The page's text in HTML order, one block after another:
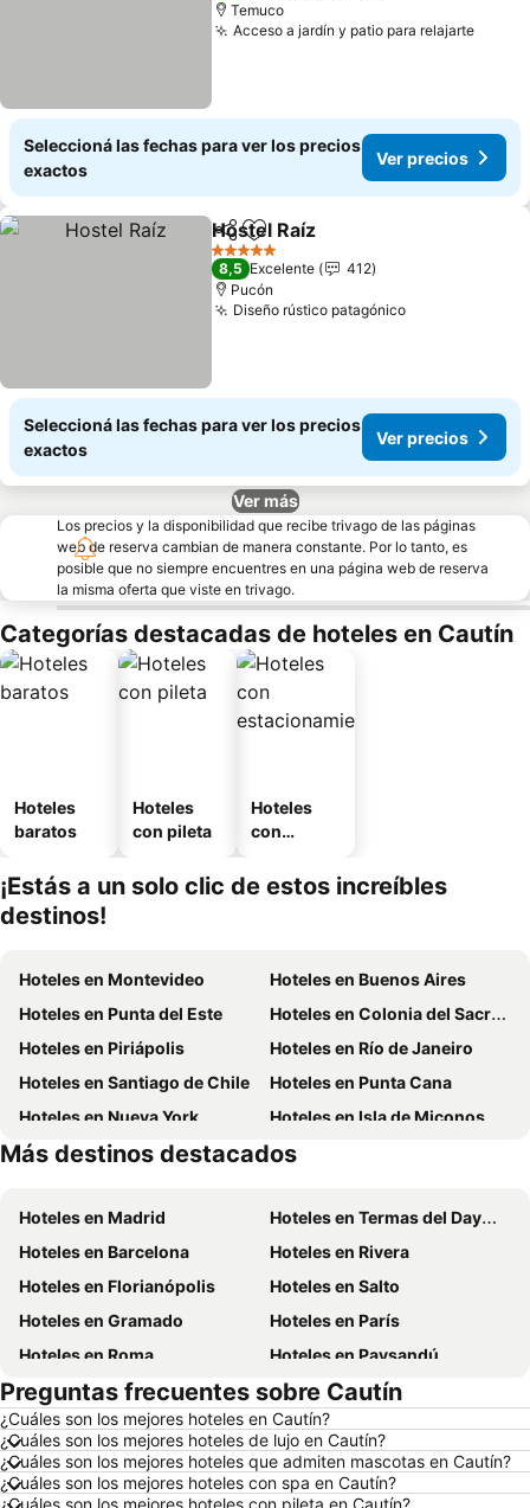
Temuco
Acceso a jardín y patio para relajarte
Seleccioná las fechas para ver los precios
exactos
Ver precios
CompartirAñadir a favoritos
Hostel Raíz
5 Estrellas
8,5 Excelente
412
Pucón
Diseño rústico patagónico
Seleccioná las fechas para ver los precios
exactos
Ver precios
Ver más
Los precios y la disponibilidad que recibe trivago de las páginas
web de reserva cambian de manera constante. Por lo tanto, es
posible que no siempre encuentres en una página web de reserva
la misma oferta que viste en trivago.
Categorías destacadas de hoteles en Cautín
Hoteles
baratos
Hoteles
con pileta
Hoteles
con
miento
¡Estás a un solo clic de estos increíbles
destinos!
Hoteles en Montevideo
Hoteles en Buenos Aires
Hoteles en Punta del Este
Hoteles en Colonia del Sacramento
Hoteles en Piriápolis
Hoteles en Río de Janeiro
Hoteles en Santiago de Chile
Hoteles en Punta Cana
Hoteles en Nueva York
Hoteles en Isla de Miconos
Hoteles en Brasil
Hoteles en Uruguay
Más destinos destacados
Hoteles en Madrid
Hoteles en Termas del Dayman
Hoteles en Barcelona
Hoteles en Rivera
Hoteles en Florianópolis
Hoteles en Salto
Hoteles en Gramado
Hoteles en París
Hoteles en Roma
Hoteles en Paysandú
Hoteles en San Carlos de Bariloche
Hoteles en Chuy
Hoteles en Maceió
Hoteles en Conil de la Frontera
Hoteles en Ámsterdam
Hoteles en Foz de Iguazú
Hoteles en Maragogi
Hoteles en Punta del Diablo
Preguntas frecuentes sobre Cautín
¿Cuáles son los mejores hoteles en Cautín?
¿Cuáles son los mejores hoteles de lujo en Cautín?
¿Cuáles son los mejores hoteles que admiten mascotas en Cautín?
¿Cuáles son los mejores hoteles con spa en Cautín?
¿Cuáles son los mejores hoteles con pileta en Cautín?